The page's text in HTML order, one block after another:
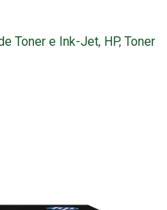
Toner e Ink-Jet, HP, Toner